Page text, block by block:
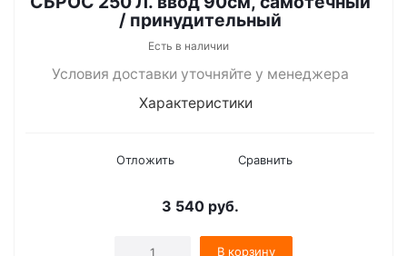
/ принудительный
Есть в наличии
Условия доставки уточняйте у менеджера
Характеристики
Отложить Сравнить
3 540 руб.
В корзину